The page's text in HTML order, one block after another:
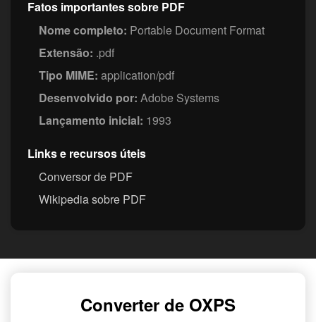
Fatos importantes sobre PDF
Nome completo: Portable Document Format
Extensão: .pdf
Tipo MIME: application/pdf
Desenvolvido por: Adobe Systems
Lançamento inicial: 1993
Links e recursos úteis
Conversor de PDF
Wikipedia sobre PDF
Converter de OXPS